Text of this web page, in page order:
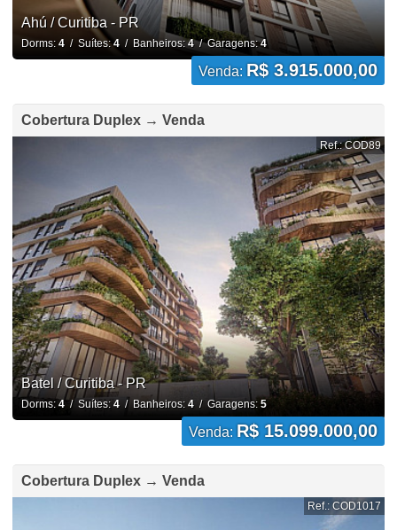
Ahú / Curitiba - PR
Dorms: 4/ Suítes:4/ Banheiros:4/ Garagens:4
Venda: R$ 3.915.000,00
Cobertura Duplex → Venda
Ref.: COD89
Batel / Curitiba - PR
Dorms: 4/ Suítes: 4/ Banheiros: 4/ Garagens: 5
Venda: R$ 15.099.000,00
Cobertura Duplex → Venda
Ref.: COD1017